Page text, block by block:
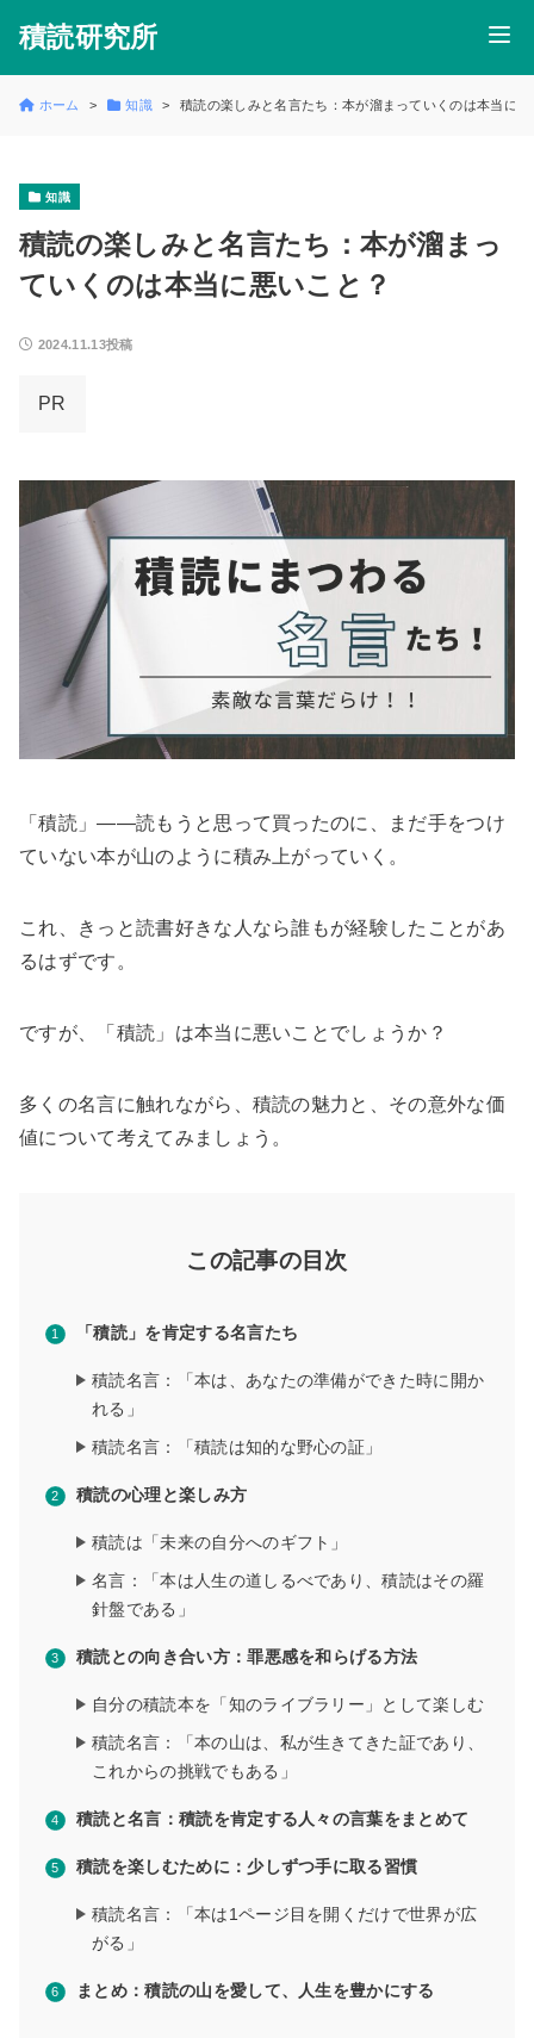
積読研究所
ホーム 知識 積読の楽しみと名言たち：本が溜まっていくのは本当に悪
知識
積読の楽しみと名言たち：本が溜まっ
ていくのは本当に悪いこと？
2024.11.13投稿
PR
「積読」――読もうと思って買ったのに、まだ手をつけ
ていない本が山のように積み上がっていく。
これ、きっと読書好きな人なら誰もが経験したことがあ
るはずです。
ですが、「積読」は本当に悪いことでしょうか？
多くの名言に触れながら、積読の魅力と、その意外な価
値について考えてみましょう。
この記事の目次
「積読」を肯定する名言たち
積読名言：「本は、あなたの準備ができた時に開か
れる」
積読名言：「積読は知的な野心の証」
積読の心理と楽しみ方
積読は「未来の自分へのギフト」
名言：「本は人生の道しるべであり、積読はその羅
針盤である」
積読との向き合い方：罪悪感を和らげる方法
自分の積読本を「知のライブラリー」として楽しむ
積読名言：「本の山は、私が生きてきた証であり、
これからの挑戦でもある」
積読と名言：積読を肯定する人々の言葉をまとめて
積読を楽しむために：少しずつ手に取る習慣
積読名言：「本は1ページ目を開くだけで世界が広
がる」
まとめ：積読の山を愛して、人生を豊かにする